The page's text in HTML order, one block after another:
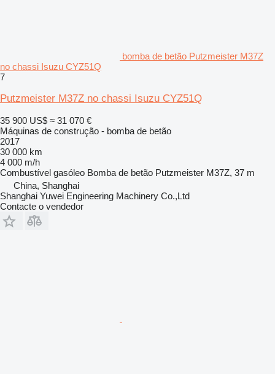
bomba de betão Putzmeister M37Z
no chassi Isuzu CYZ51Q
7
Putzmeister M37Z no chassi Isuzu CYZ51Q
35 900 US$ ≈ 31 070 €
Máquinas de construção - bomba de betão
2017
30 000 km
4 000 m/h
Combustível gasóleo Bomba de betão Putzmeister M37Z, 37 m
China, Shanghai
Shanghai Yuwei Engineering Machinery Co.,Ltd
Contacte o vendedor